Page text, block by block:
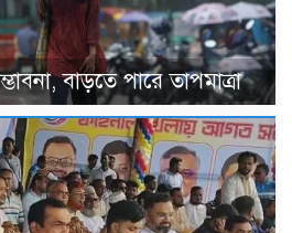
বাড়তে পারে তাপমাত্রা